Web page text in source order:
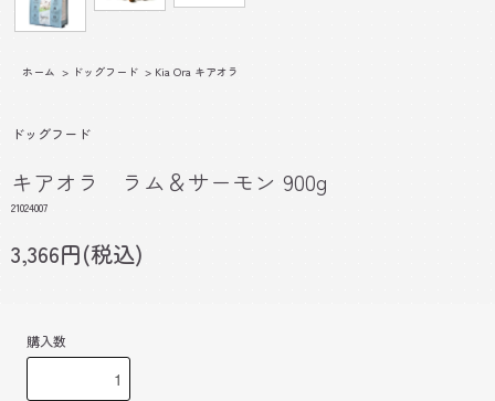
ホーム > ドッグフード > Kia Ora キアオラ
ドッグフード
キアオラ ラム＆サーモン 900g
21024007
3,366円(税込)
購入数